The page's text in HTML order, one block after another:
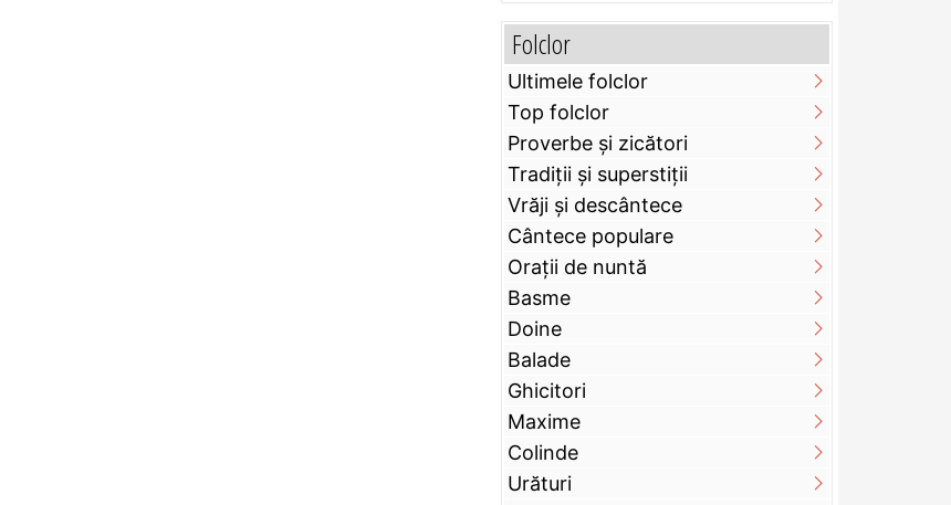
Folclor
Ultimele folclor
Top folclor
Proverbe și zicători
Tradiții și superstiții
Vrăji și descântece
Cântece populare
Orații de nuntă
Basme
Doine
Balade
Ghicitori
Maxime
Colinde
Urături